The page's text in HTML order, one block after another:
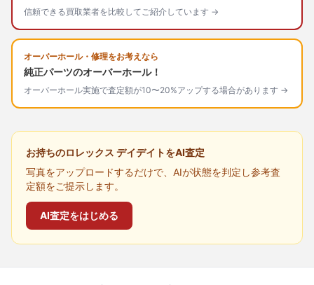
信頼できる買取業者を比較してご紹介しています →
オーバーホール・修理をお考えなら
純正パーツのオーバーホール！
オーバーホール実施で査定額が10〜20%アップする場合があります →
お持ちのロレックス デイデイトをAI査定
写真をアップロードするだけで、AIが状態を判定し参考査
定額をご提示します。
AI査定をはじめる